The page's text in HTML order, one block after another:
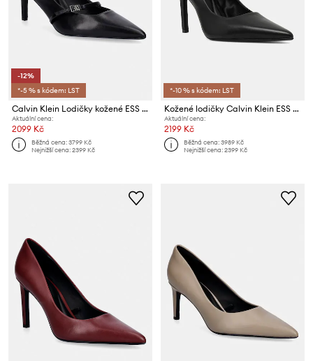
-12%
*-5 % s kódem: LST
Calvin Klein Lodičky kožené ESS STILETTO 70 MJ LTH HDW
Aktuální cena:
2099 Kč
Běžná cena:3799 Kč
Nejnižší cena:2399 Kč
*-10 % s kódem: LST
Kožené lodičky Calvin Klein ESS STILETTO HDW CHAIN LTH 90
Aktuální cena:
2199 Kč
Běžná cena:3989 Kč
Nejnižší cena:2399 Kč